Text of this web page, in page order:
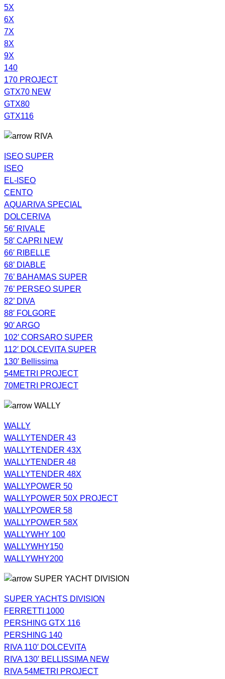
5X
6X
7X
8X
9X
140
170 PROJECT
GTX70 NEW
GTX80
GTX116
RIVA
ISEO SUPER
ISEO
EL-ISEO
CENTO
AQUARIVA SPECIAL
DOLCERIVA
56′ RIVALE
58′ CAPRI NEW
66′ RIBELLE
68’ DIABLE
76’ BAHAMAS SUPER
76’ PERSEO SUPER
82’ DIVA
88′ FOLGORE
90′ ARGO
102′ CORSARO SUPER
112′ DOLCEVITA SUPER
130′ Bellissima
54METRI PROJECT
70METRI PROJECT
WALLY
WALLY
WALLYTENDER 43
WALLYTENDER 43X
WALLYTENDER 48
WALLYTENDER 48X
WALLYPOWER 50
WALLYPOWER 50X PROJECT
WALLYPOWER 58
WALLYPOWER 58X
WALLYWHY 100
WALLYWHY150
WALLYWHY200
SUPER YACHT DIVISION
SUPER YACHTS DIVISION
FERRETTI 1000
PERSHING GTX 116
PERSHING 140
RIVA 110′ DOLCEVITA
RIVA 130′ BELLISSIMA NEW
RIVA 54METRI PROJECT